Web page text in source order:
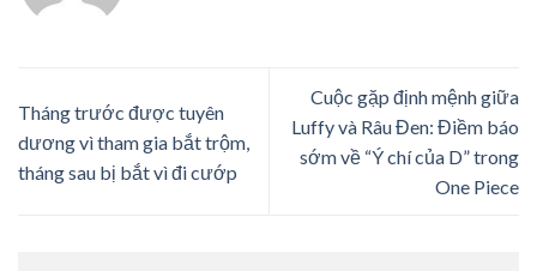
Tháng trước được tuyên
dương vì tham gia bắt trộm,
tháng sau bị bắt vì đi cướp
Cuộc gặp định mệnh giữa
Luffy và Râu Đen: Điềm báo
sớm về “Ý chí của D” trong
One Piece